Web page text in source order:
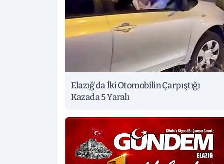
Elazığ'da İki Otomobilin Çarpıştığı
Kazada 5 Yaralı